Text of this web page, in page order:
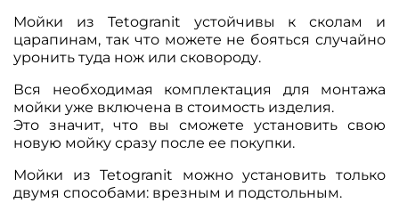
Мойки из Tetogranit устойчивы к сколам и
царапинам, так что можете не бояться случайно
уронить туда нож или сковороду.
Вся необходимая комплектация для монтажа
мойки уже включена в стоимость изделия.
Это значит, что вы сможете установить свою
новую мойку сразу после ее покупки.
Мойки из Tetogranit можно установить только
двумя способами: врезным и подстольным.